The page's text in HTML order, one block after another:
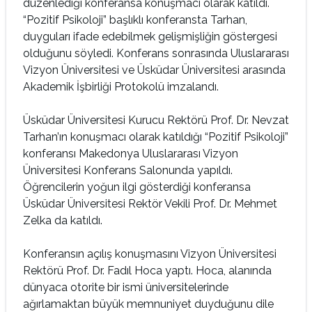
düzenlediği konferansa konuşmacı olarak katıldı.
“Pozitif Psikoloji” başlıklı konferansta Tarhan,
duyguları ifade edebilmek gelişmişliğin göstergesi
olduğunu söyledi. Konferans sonrasında Uluslararası
Vizyon Üniversitesi ve Üsküdar Üniversitesi arasında
Akademik İşbirliği Protokolü imzalandı.
Üsküdar Üniversitesi Kurucu Rektörü Prof. Dr. Nevzat
Tarhan’ın konuşmacı olarak katıldığı “Pozitif Psikoloji”
konferansı Makedonya Uluslararası Vizyon
Üniversitesi Konferans Salonunda yapıldı.
Öğrencilerin yoğun ilgi gösterdiği konferansa
Üsküdar Üniversitesi Rektör Vekili Prof. Dr. Mehmet
Zelka da katıldı.
Konferansın açılış konuşmasını Vizyon Üniversitesi
Rektörü Prof. Dr. Fadıl Hoca yaptı. Hoca, alanında
dünyaca otorite bir ismi üniversitelerinde
ağırlamaktan büyük memnuniyet duyduğunu dile